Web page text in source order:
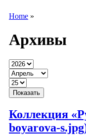
Home »
Архивы
Коллекция
boyarova-